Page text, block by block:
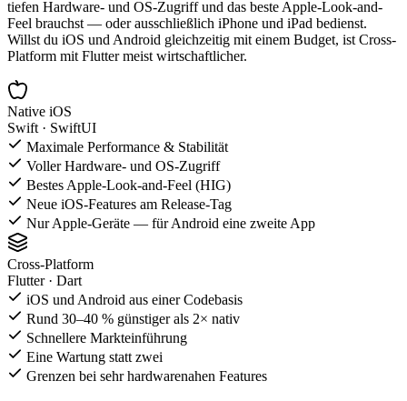
tiefen Hardware- und OS-Zugriff und das beste Apple-Look-and-
Feel brauchst — oder ausschließlich iPhone und iPad bedienst.
Willst du iOS und Android gleichzeitig mit einem Budget, ist Cross-
Platform mit Flutter meist wirtschaftlicher.
Native iOS
Swift · SwiftUI
Maximale Performance & Stabilität
Voller Hardware- und OS-Zugriff
Bestes Apple-Look-and-Feel (HIG)
Neue iOS-Features am Release-Tag
Nur Apple-Geräte — für Android eine zweite App
Cross-Platform
Flutter · Dart
iOS und Android aus einer Codebasis
Rund 30–40 % günstiger als 2× nativ
Schnellere Markteinführung
Eine Wartung statt zwei
Grenzen bei sehr hardwarenahen Features